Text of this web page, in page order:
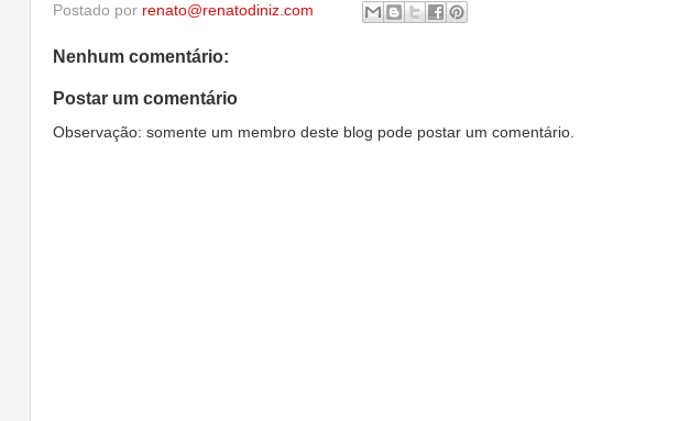
Postado por renato@renatodiniz.com
Nenhum comentário:
Postar um comentário
Observação: somente um membro deste blog pode postar um comentário.